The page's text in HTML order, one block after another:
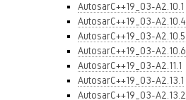
AutosarC++19_03-A2.10.1
AutosarC++19_03-A2.10.4
AutosarC++19_03-A2.10.5
AutosarC++19_03-A2.10.6
AutosarC++19_03-A2.11.1
AutosarC++19_03-A2.13.1
AutosarC++19_03-A2.13.2